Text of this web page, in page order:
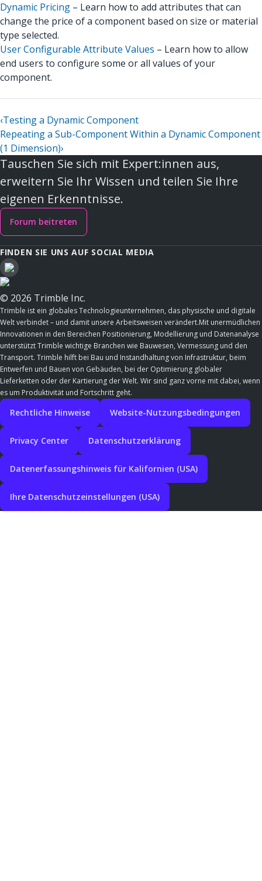
Dynamic Pricing – Learn how to add attributes that can
change the price of a component based on size or material
type selected.
User Configurable Attribute Values – Learn how to allow
end users to configure some or all values of your
component.
‹Testing a Dynamic Component
Repeating a Sub-Component Within a Dynamic Component
(1 Dimension)›
Tauschen Sie sich mit Expert:innen aus,
erweitern Sie Ihr Wissen und teilen Sie Ihre
eigenen Erkenntnisse.
Forum beitreten
FINDEN SIE UNS AUF SOCIAL MEDIA
© 2026 Trimble Inc.
Trimble ist ein globales Technologieunternehmen, das physische und digitale
Welt verbindet – und damit unsere Arbeitsweisen verändert.Mit unermüdlichen
Innovationen in den Bereichen Positionierung, Modellierung und Datenanalyse
unterstützt Trimble wichtige Branchen wie Bauwesen, Vermessung und den
Transport. Trimble hilft bei Bau und Instandhaltung von Infrastruktur, beim
Entwerfen und Bauen von Gebäuden, bei der Optimierung globaler
Lieferketten oder der Kartierung der Welt. Wir sind ganz vorne mit dabei, wenn
es um Produktivität und Fortschritt geht.
Rechtliche Hinweise Website-Nutzungsbedingungen
Privacy Center Datenschutzerklärung
Datenerfassungshinweis für Kalifornien (USA)
Ihre Datenschutzeinstellungen (USA)